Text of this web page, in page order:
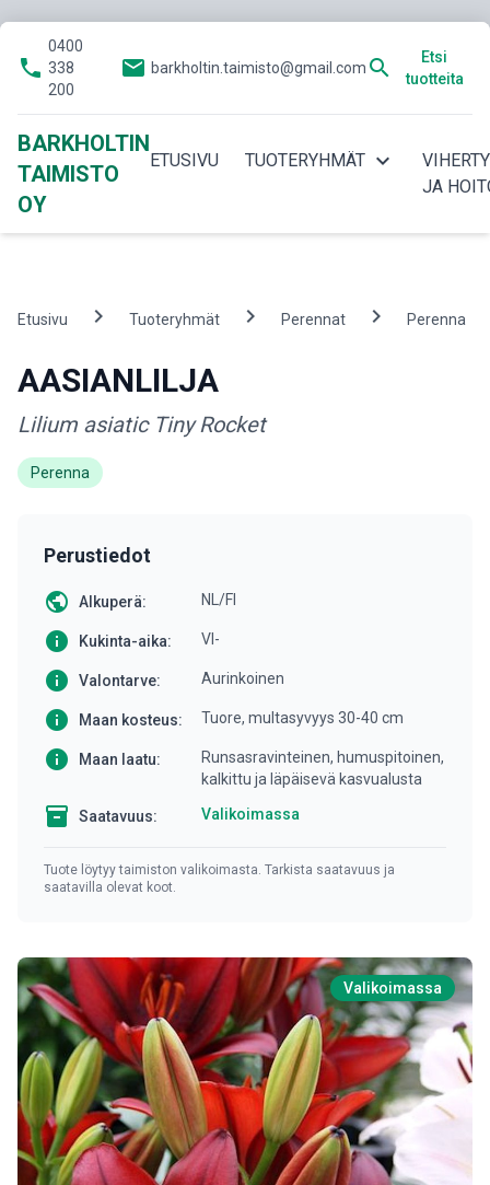
phone
0400
338
200
email barkholtin.taimisto@gmail.com search
Etsi
tuotteita
BARKHOLTIN
TAIMISTO
OY
ETUSIVU TUOTERYHMÄT expand_more
JA
Etusivu chevron_right Tuoteryhmät chevron_right Perennat chevron_right Perenna
AASIANLILJA
Lilium asiatic Tiny Rocket
Perenna
Perustiedot
public Alkuperä: NL/FI
info Kukinta-aika: VI-
info Valontarve: Aurinkoinen
info Maan kosteus: Tuore, multasyvyys 30-40 cm
info Maan laatu:
Runsasravinteinen, humuspitoinen,
kalkittu ja läpäisevä kasvualusta
inventory Saatavuus: Valikoimassa
Tuote löytyy taimiston valikoimasta. Tarkista saatavuus ja
saatavilla olevat koot.
Valikoimassa